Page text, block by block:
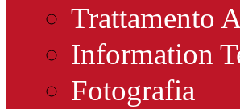
Trattamento
Information
Fotografia